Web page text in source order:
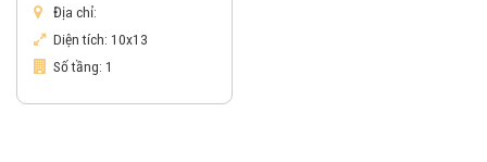
Địa chỉ:
Diện tích: 10x13
Số tầng: 1